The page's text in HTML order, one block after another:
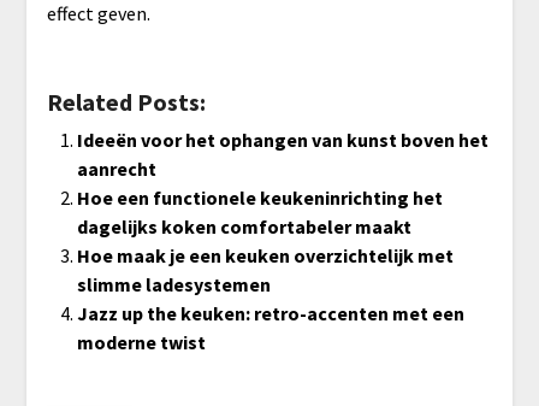
effect geven.
Related Posts:
Ideeën voor het ophangen van kunst boven het
aanrecht
Hoe een functionele keukeninrichting het
dagelijks koken comfortabeler maakt
Hoe maak je een keuken overzichtelijk met
slimme ladesystemen
Jazz up the keuken: retro-accenten met een
moderne twist